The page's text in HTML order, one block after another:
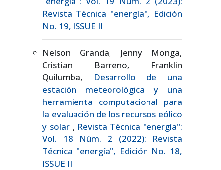
Revista Técnica "energía", Edición
No. 19, ISSUE II
Nelson Granda, Jenny Monga,
Cristian Barreno, Franklin
Quilumba, Desarrollo de una
estación meteorológica y una
herramienta computacional para
la evaluación de los recursos eólico
y solar , Revista Técnica "energía":
Vol. 18 Núm. 2 (2022): Revista
Técnica "energía", Edición No. 18,
ISSUE II